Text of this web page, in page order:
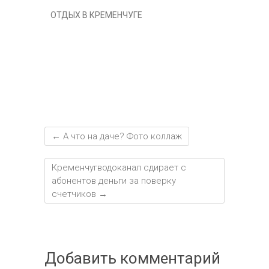
ОТДЫХ В КРЕМЕНЧУГЕ
← А что на даче? Фото коллаж
Кременчугводоканал сдирает с
абонентов деньги за поверку
счетчиков →
Добавить комментарий